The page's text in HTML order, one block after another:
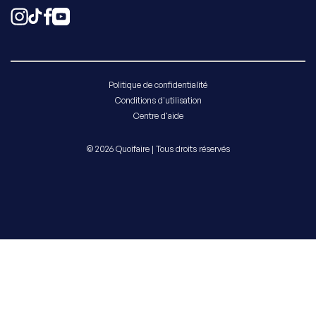
Politique de confidentialité
Conditions d'utilisation
Centre d'aide
© 2026 Quoifaire | Tous droits réservés